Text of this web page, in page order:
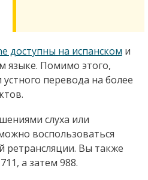
доступны на испанском и
языке. Помимо этого,
устного перевода на более
слуха или
воспользоваться
ретрансляции. Вы также
а затем 988.